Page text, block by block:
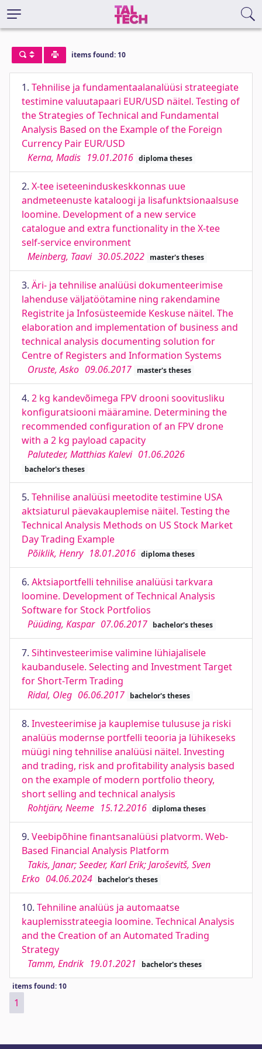
items found: 10
1. Tehnilise ja fundamentaalanalüüsi strateegiate
testimine valuutapaari EUR/USD näitel. Testing of
the Strategies of Technical and Fundamental
Analysis Based on the Example of the Foreign
Currency Pair EUR/USD
Kerna, Madis 19.01.2016 diploma theses
2. X-tee iseteeninduskeskkonnas uue
andmeteenuste kataloogi ja lisafunktsionaalsuse
loomine. Development of a new service
catalogue and extra functionality in the X-tee
self-service environment
Meinberg, Taavi 30.05.2022 master's theses
3. Äri- ja tehnilise analüüsi dokumenteerimise
lahenduse väljatöötamine ning rakendamine
Registrite ja Infosüsteemide Keskuse näitel. The
elaboration and implementation of business and
technical analysis documenting solution for
Centre of Registers and Information Systems
Oruste, Asko 09.06.2017 master's theses
4. 2 kg kandevõimega FPV drooni soovitusliku
konfiguratsiooni määramine. Determining the
recommended configuration of an FPV drone
with a 2 kg payload capacity
Paluteder, Matthias Kalevi 01.06.2026
bachelor's theses
5. Tehnilise analüüsi meetodite testimine USA
aktsiaturul päevakauplemise näitel. Testing the
Technical Analysis Methods on US Stock Market
Day Trading Example
Põiklik, Henry 18.01.2016 diploma theses
6. Aktsiaportfelli tehnilise analüüsi tarkvara
loomine. Development of Technical Analysis
Software for Stock Portfolios
Püüding, Kaspar 07.06.2017 bachelor's theses
7. Sihtinvesteerimise valimine lühiajalisele
kaubandusele. Selecting and Investment Target
for Short-Term Trading
Ridal, Oleg 06.06.2017 bachelor's theses
8. Investeerimise ja kauplemise tulususe ja riski
analüüs modernse portfelli teooria ja lühikeseks
müügi ning tehnilise analüüsi näitel. Investing
and trading, risk and profitability analysis based
on the example of modern portfolio theory,
short selling and technical analysis
Rohtjärv, Neeme 15.12.2016 diploma theses
9. Veebipõhine finantsanalüüsi platvorm. Web-
Based Financial Analysis Platform
Takis, Janar; Seeder, Karl Erik; Jaroševitš, Sven
Erko 04.06.2024 bachelor's theses
10. Tehniline analüüs ja automaatse
kauplemisstrateegia loomine. Technical Analysis
and the Creation of an Automated Trading
Strategy
Tamm, Endrik 19.01.2021 bachelor's theses
items found: 10
1